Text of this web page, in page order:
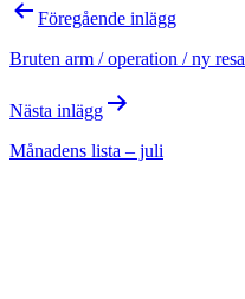
Inläggsnavigering
Föregående inlägg
Bruten arm / operation / ny resa
Nästa inlägg
Månadens lista – juli